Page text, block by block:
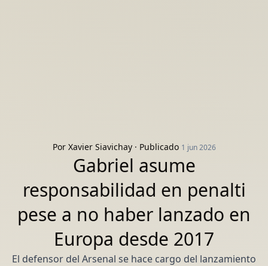
Por Xavier Siavichay· Publicado 1 jun 2026
Gabriel asume
responsabilidad en penalti
pese a no haber lanzado en
Europa desde 2017
El defensor del Arsenal se hace cargo del lanzamiento